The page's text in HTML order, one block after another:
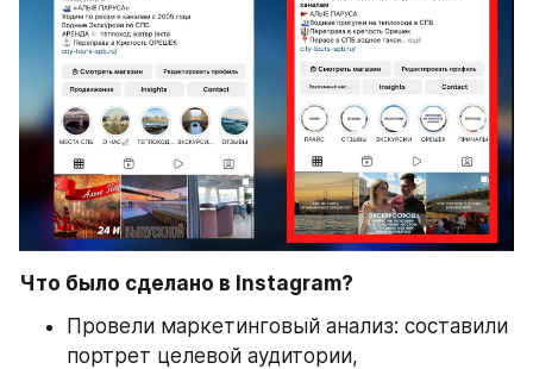
Что было сделано в Instagram?
Провели маркетинговый анализ: составили
портрет целевой аудитории,